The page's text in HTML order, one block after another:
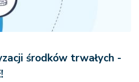
środków trwałych -